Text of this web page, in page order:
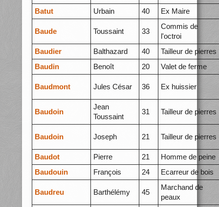
Batut
Urbain 40 Ex Maire
Baude Toussaint 33
Commis de
l'octroi
Baudier
Balthazard 40
Tailleur de pierres
Baudin
Benoît 20 Valet de ferme
Baudmont Jules César 36 Ex huissier
Baudoin
Jean
Toussaint
31 Tailleur de pierres
Baudoin Joseph 21 Tailleur de pierres
Baudot Pierre 21
Homme de peine
Baudouin
François 24 Ecarreur de bois
Baudreu Barthélémy 45
Marchand de
peaux